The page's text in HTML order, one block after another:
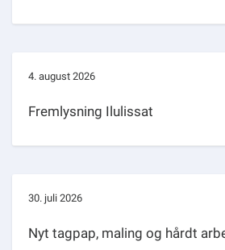
4. august 2026
Fremlysning Ilulissat
30. juli 2026
Nyt tagpap, maling og hårdt